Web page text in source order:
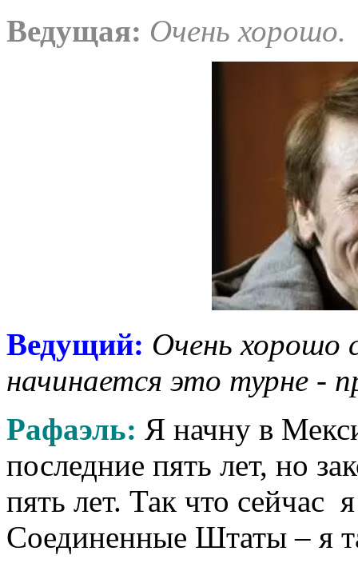
Ведущая: Очень хорошо.
Ведущий: Очень хорошо
начинается это турне -
Рафаэль: Я начну в
последние пять лет, но
пять лет. Так что сейчас
Соединенные Штаты – я